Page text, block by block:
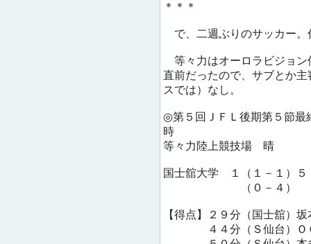
＊＊＊
で、二週ぶりのサッカー。
等々力はオーロラビジョン
直前だったので、サブとか
スでは）なし。
◎第５回ＪＦＬ後期第５節
時
等々力陸上競技場 晴
国士舘大学 １（１－１）
（０－４）
【得点】２９分（国士舘）坂
４４分（Ｓ仙台）Ｏ